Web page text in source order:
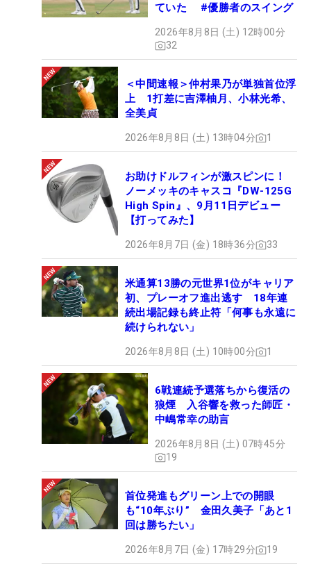
ていた #優勝者のスイング
2026年8月8日 (土) 12時00分
32
＜中間速報＞仲村果乃が単独首位浮
上 1打差に吉澤柚月、小林光希、
全美貞
2026年8月8日 (土) 13時04分 1
お助けドルフィンが激スピンに！
ノーメッキのキャスコ『DW-125G
High Spin』、9月11日デビュー
【打ってみた】
2026年8月7日 (金) 18時36分 33
米通算13勝の元世界1位がキャリア
初、プレーオフ進出逃す 18年連
続出場記録も終止符「何事も永遠に
続けられない」
2026年8月8日 (土) 10時00分 1
6戦連続予選落ちから復活の
狼煙 入谷響を救った師匠・
中嶋常幸の助言
2026年8月8日 (土) 07時45分
19
首位発進もグリーン上での開眼
も“10年ぶり” 金田久美子「あと1
回は勝ちたい」
2026年8月7日 (金) 17時29分 19